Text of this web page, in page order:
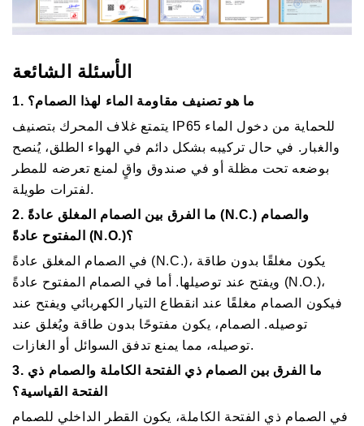
الأسئلة الشائعة
1. ما هو تصنيف مقاومة الماء لهذا الصمام؟
يتمتع غلاف المحرك بتصنيف IP65 للحماية من دخول الماء
والغبار. في حال تركيبه بشكل دائم في الهواء الطلق، يُنصح
بوضعه تحت مظلة أو في صندوق واقٍ لمنع تعرضه للمطر
لفترات طويلة.
2. ما الفرق بين الصمام المغلق عادةً (N.C.) والصمام
المفتوح عادةً (N.O.)؟
في الصمام المغلق عادةً (N.C.)، يكون مغلقًا بدون طاقة
ويفتح عند توصيلها. أما في الصمام المفتوح عادةً (N.O.)،
فيكون الصمام مغلقًا عند انقطاع التيار الكهربائي ويفتح عند
توصيله. الصمام، يكون مفتوحًا بدون طاقة ويُغلق عند
توصيله، مما يمنع تدفق السوائل أو الغازات.
3. ما الفرق بين الصمام ذي الفتحة الكاملة والصمام ذي
الفتحة القياسية؟
في الصمام ذي الفتحة الكاملة، يكون القطر الداخلي للصمام